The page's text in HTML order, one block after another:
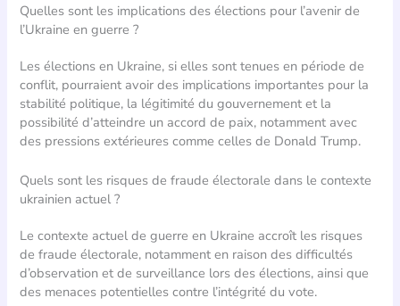
Quelles sont les implications des élections pour l’avenir de
l’Ukraine en guerre ?
Les élections en Ukraine, si elles sont tenues en période de
conflit, pourraient avoir des implications importantes pour la
stabilité politique, la légitimité du gouvernement et la
possibilité d’atteindre un accord de paix, notamment avec
des pressions extérieures comme celles de Donald Trump.
Quels sont les risques de fraude électorale dans le contexte
ukrainien actuel ?
Le contexte actuel de guerre en Ukraine accroît les risques
de fraude électorale, notamment en raison des difficultés
d’observation et de surveillance lors des élections, ainsi que
des menaces potentielles contre l’intégrité du vote.